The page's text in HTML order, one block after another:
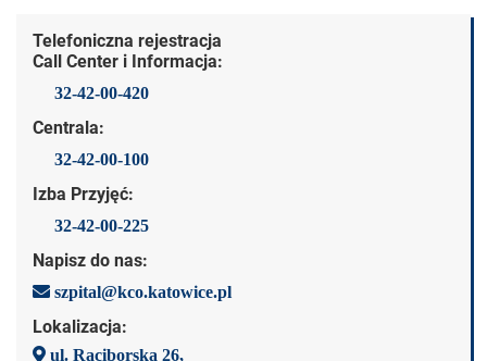
Dane kontaktowe
Telefoniczna rejestracja
Call Center i Informacja:
32-42-00-420
Centrala:
32-42-00-100
Izba Przyjęć:
32-42-00-225
Napisz do nas:
szpital@kco.katowice.pl
Lokalizacja:
ul. Raciborska 26,